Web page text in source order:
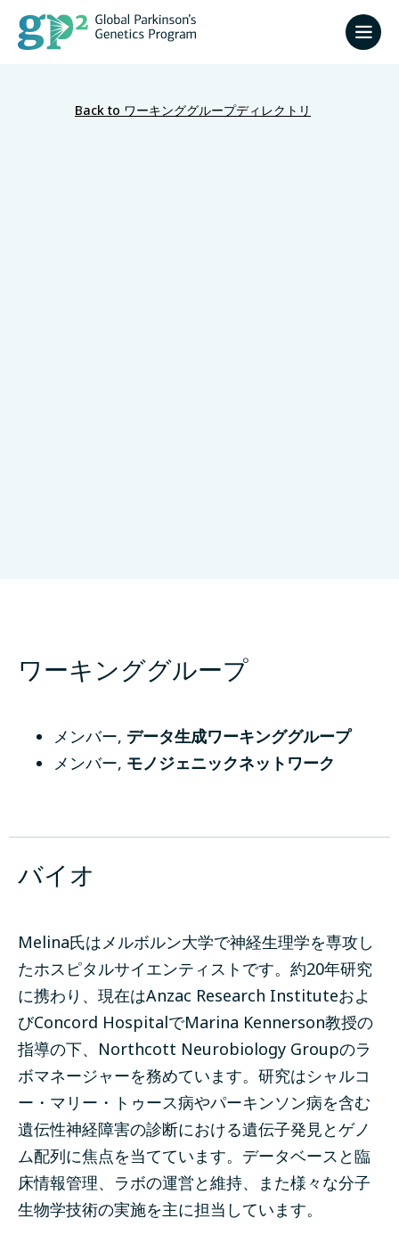
Back to ワーキンググループディレクトリ
ワーキンググループ
メンバー, データ生成ワーキンググループ
メンバー, モノジェニックネットワーク
バイオ
Melina氏はメルボルン大学で神経生理学を専攻し
たホスピタルサイエンティストです。約20年研究
に携わり、現在はAnzac Research Instituteおよ
びConcord HospitalでMarina Kennerson教授の
指導の下、Northcott Neurobiology Groupのラ
ボマネージャーを務めています。研究はシャルコ
ー・マリー・トゥース病やパーキンソン病を含む
遺伝性神経障害の診断における遺伝子発見とゲノ
ム配列に焦点を当てています。データベースと臨
床情報管理、ラボの運営と維持、また様々な分子
生物学技術の実施を主に担当しています。